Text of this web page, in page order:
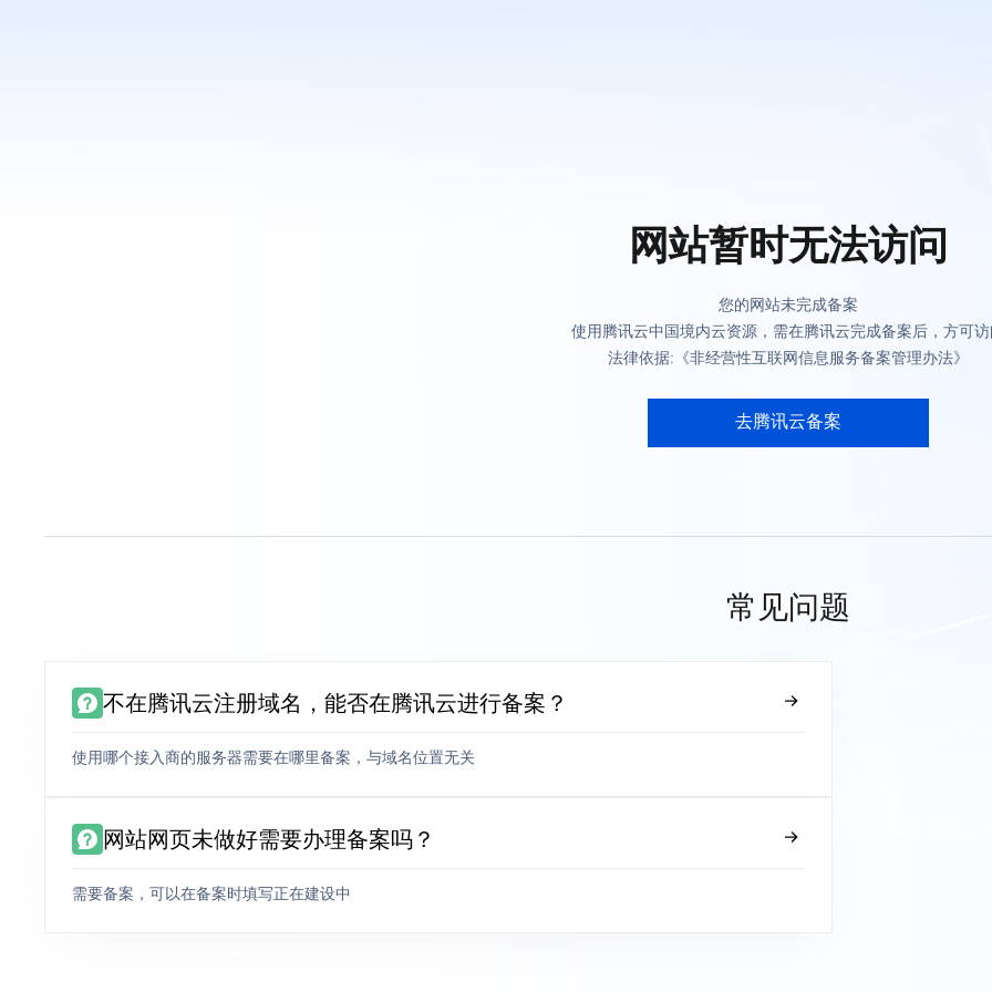
网站暂时无法访问
您的网站未完成备案
使用腾讯云中国境内云资源，需在腾讯云完成备案后，方可
法律依据:《非经营性互联网信息服务备案管理办法》
去腾讯云备案
常见问题
不在腾讯云注册域名，能否在腾讯云进行备案？
使用哪个接入商的服务器需要在哪里备案，与域名位置无关
网站网页未做好需要办理备案吗？
需要备案，可以在备案时填写正在建设中